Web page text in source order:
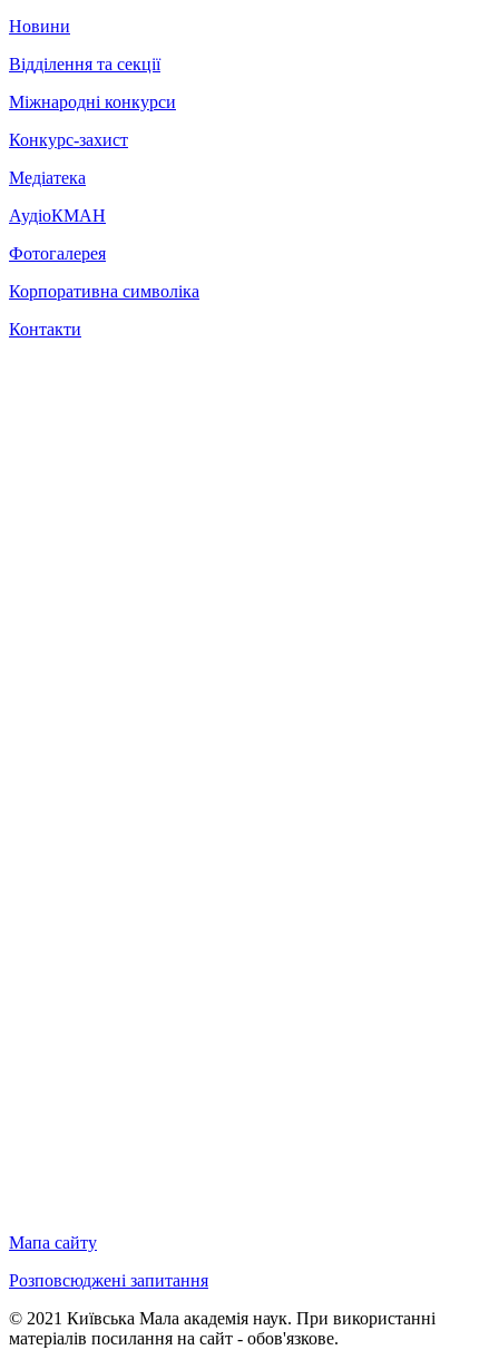
Новини
Відділення та секції
Міжнародні конкурси
Конкурс-захист
Медіатека
АудіоКМАН
Фотогалерея
Корпоративна символіка
Контакти
Мапа сайту
Розповсюджені запитання
© 2021 Київська Мала академія наук. При використанні
матеріалів посилання на сайт - обов'язкове.